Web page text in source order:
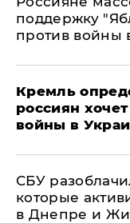
поддержку
против войны
Кремль
россиян
войны в
СБУ
которые
в Днепре и